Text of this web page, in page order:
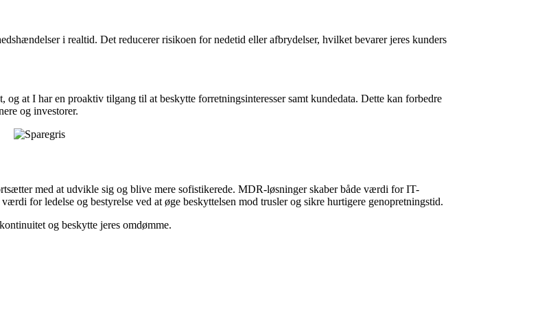
i realtid. Det reducerer risikoen for nedetid eller afbrydelser, hvilket bevarer jeres kunders
at I har en proaktiv tilgang til at beskytte forretningsinteresser samt kundedata. Dette kan forbedre
og investorer.
med at udvikle sig og blive mere sofistikerede. MDR-løsninger skaber både værdi for IT-
for ledelse og bestyrelse ved at øge beskyttelsen mod trusler og sikre hurtigere genopretningstid.
og beskytte jeres omdømme.